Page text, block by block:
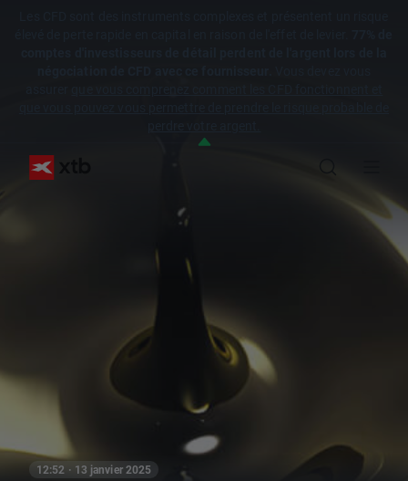
12:52 · 13 janvier 2025